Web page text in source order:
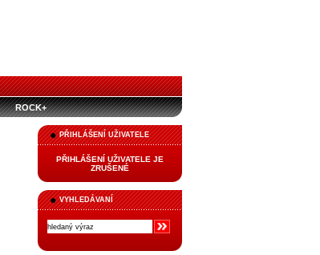
ROCK+
PŘIHLÁŠENÍ UŽIVATELE
PŘIHLÁŠENÍ UŽIVATELE JE
ZRUŠENÉ
VYHLEDÁVANÍ